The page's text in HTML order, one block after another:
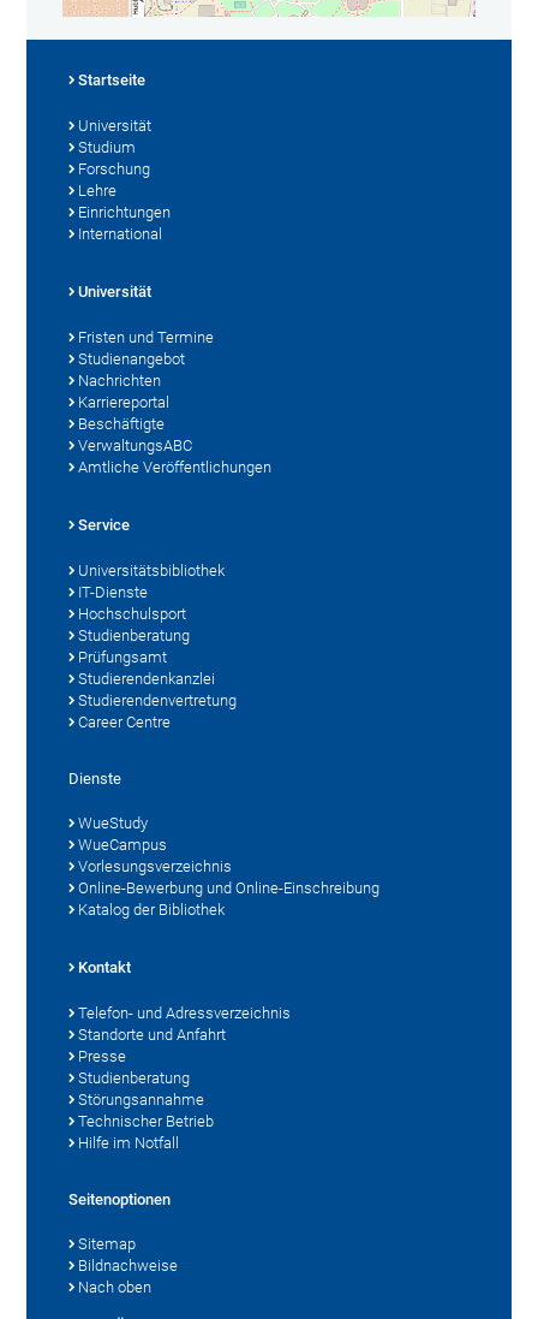
Startseite
Universität
Studium
Forschung
Lehre
Einrichtungen
International
Universität
Fristen und Termine
Studienangebot
Nachrichten
Karriereportal
Beschäftigte
VerwaltungsABC
Amtliche Veröffentlichungen
Service
Universitätsbibliothek
IT-Dienste
Hochschulsport
Studienberatung
Prüfungsamt
Studierendenkanzlei
Studierendenvertretung
Career Centre
Dienste
WueStudy
WueCampus
Vorlesungsverzeichnis
Online-Bewerbung und Online-Einschreibung
Katalog der Bibliothek
Kontakt
Telefon- und Adressverzeichnis
Standorte und Anfahrt
Presse
Studienberatung
Störungsannahme
Technischer Betrieb
Hilfe im Notfall
Seitenoptionen
Sitemap
Bildnachweise
Nach oben